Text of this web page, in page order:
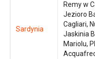
Sardynia
Remy w
Jezioro
Cagliari,
Jaskinia
Mariolu,